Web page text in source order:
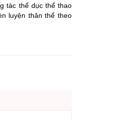
tác thể dục thể thao
luyện thân thể theo